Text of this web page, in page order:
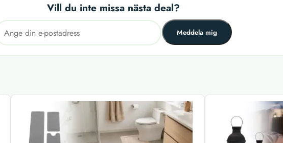
Vill du inte missa nästa deal?
Meddela mig